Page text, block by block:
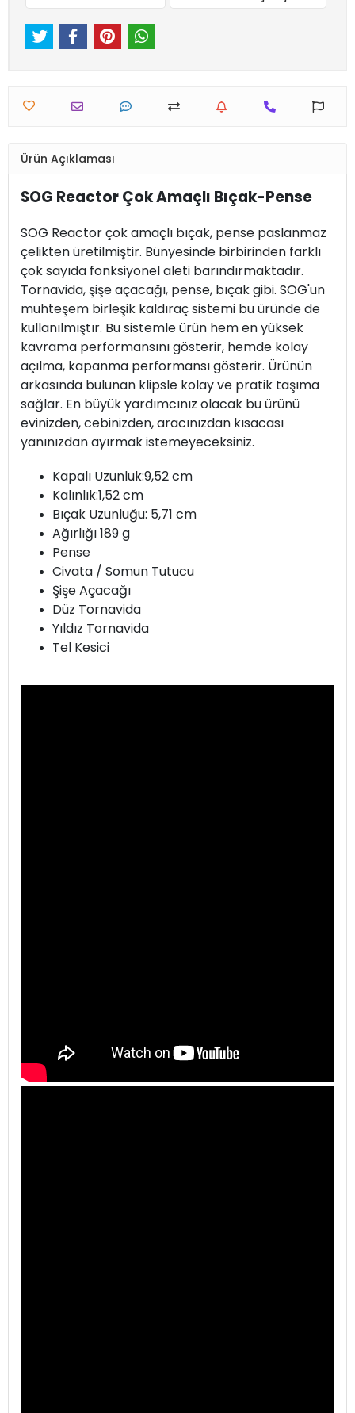
Ürün Açıklaması
SOG Reactor Çok Amaçlı Bıçak-Pense
SOG Reactor çok amaçlı bıçak, pense paslanmaz
çelikten üretilmiştir. Bünyesinde birbirinden farklı
çok sayıda fonksiyonel aleti barındırmaktadır.
Tornavida, şişe açacağı, pense, bıçak gibi. SOG'un
muhteşem birleşik kaldıraç sistemi bu üründe de
kullanılmıştır. Bu sistemle ürün hem en yüksek
kavrama performansını gösterir, hemde kolay
açılma, kapanma performansı gösterir. Ürünün
arkasında bulunan klipsle kolay ve pratik taşıma
sağlar. En büyük yardımcınız olacak bu ürünü
evinizden, cebinizden, aracınızdan kısacası
yanınızdan ayırmak istemeyeceksiniz.
Kapalı Uzunluk:9,52 cm
Kalınlık:1,52 cm
Bıçak Uzunluğu: 5,71 cm
Ağırlığı 189 g
Pense
Civata / Somun Tutucu
Şişe Açacağı
Düz Tornavida
Yıldız Tornavida
Tel Kesici